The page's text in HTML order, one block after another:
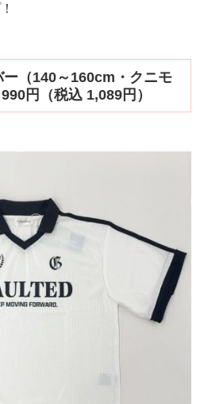
（140～160cm・クニモ
円（税込 1,089円）